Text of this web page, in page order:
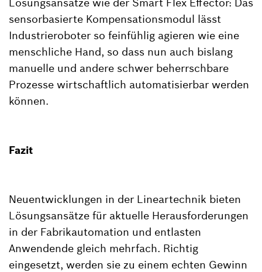
sensorbasierte Kompensationsmodul lässt
Industrieroboter so feinfühlig agieren wie eine
menschliche Hand, so dass nun auch bislang
manuelle und andere schwer beherrschbare
Prozesse wirtschaftlich automatisierbar werden
können.
Fazit
Neuentwicklungen in der Lineartechnik bieten
Lösungsansätze für aktuelle Herausforderungen
in der Fabrikautomation und entlasten
Anwendende gleich mehrfach. Richtig
eingesetzt, werden sie zu einem echten Gewinn